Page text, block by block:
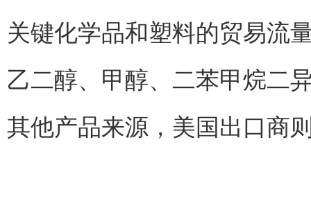
关键化学品和塑料的贸易流
乙二醇、甲醇、二苯甲烷二
其他产品来源，美国出口商